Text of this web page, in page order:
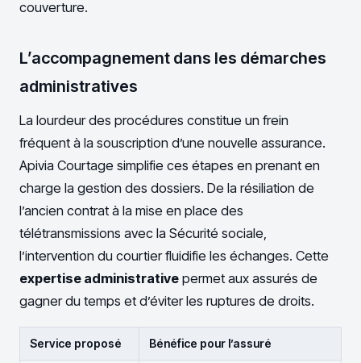
couverture.
L’accompagnement dans les démarches
administratives
La lourdeur des procédures constitue un frein
fréquent à la souscription d’une nouvelle assurance.
Apivia Courtage simplifie ces étapes en prenant en
charge la gestion des dossiers. De la résiliation de
l’ancien contrat à la mise en place des
télétransmissions avec la Sécurité sociale,
l’intervention du courtier fluidifie les échanges. Cette
expertise administrative permet aux assurés de
gagner du temps et d’éviter les ruptures de droits.
Service proposé Bénéfice pour l’assuré